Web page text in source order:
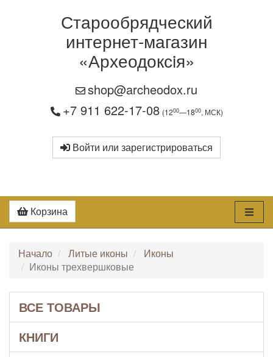
Старообрядческий
интернет-магазин
«Археодоксiя»
shop@archeodox.ru
+7 911 622-17-08 (1200—1800, МСК)
Войти или зарегистрироваться
Корзина
Начало Литые иконы
Иконы
Иконы трехвершковые
ВСЕ ТОВАРЫ
КНИГИ